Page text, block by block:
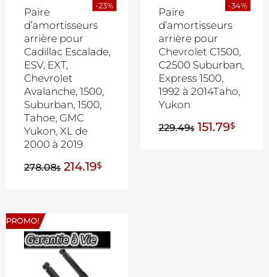
Paire
d’amortisseurs
arrière pour
Cadillac Escalade,
ESV, EXT,
Chevrolet
Avalanche, 1500,
Suburban, 1500,
Tahoe, GMC
Yukon, XL de
2000 à 2019
278.08$ 214.19$
-23%
Paire
d’amortisseurs
arrière pour
Chevrolet C1500,
C2500 Suburban,
Express 1500,
1992 à 2014Taho,
Yukon
229.49$ 151.79$
-34%
PROMO!